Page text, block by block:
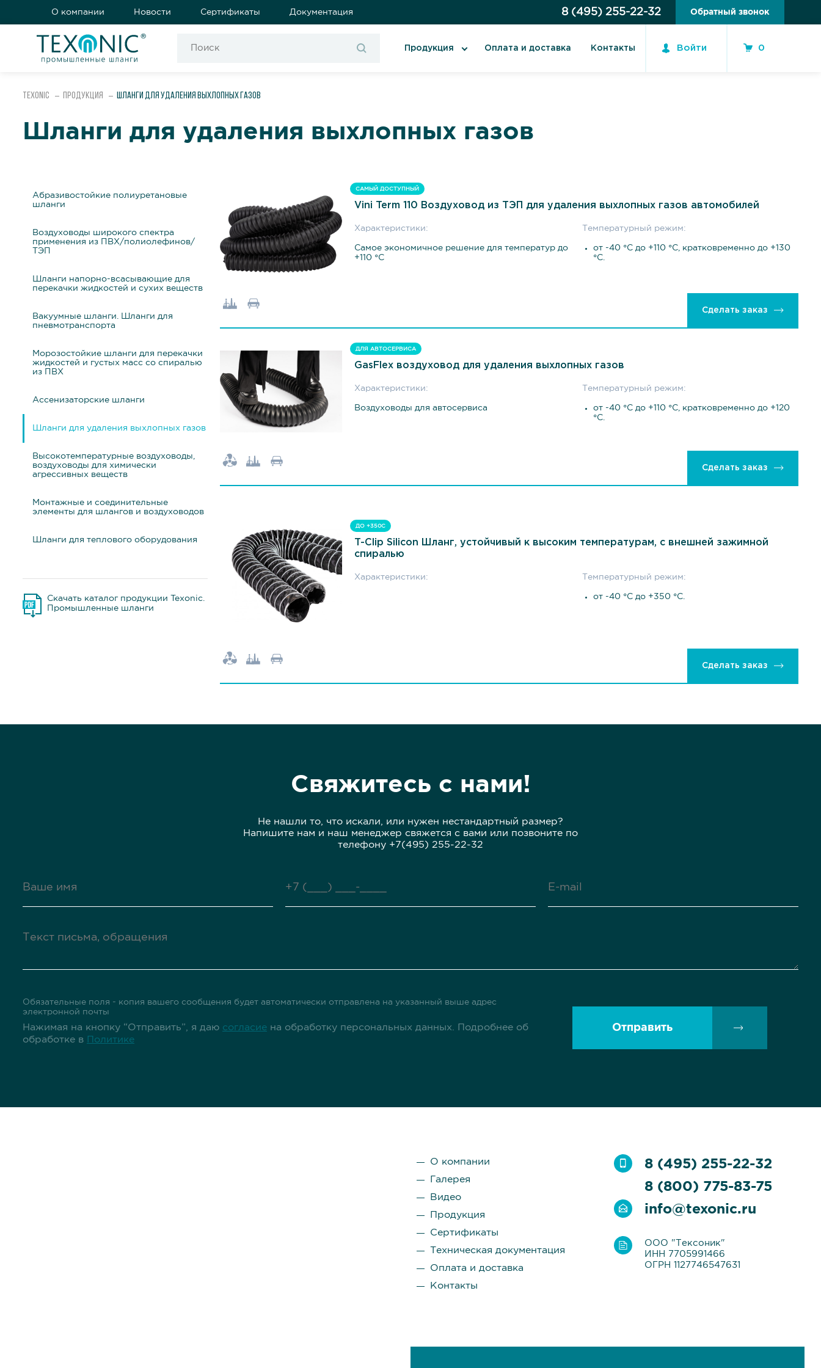
О компании Новости Сертификаты Документация 8 (495) 255-22-32 Обратный звонок
Продукция Оплата и доставка Контакты Войти 0
Texonic Продукция Шланги для удаления выхлопных газов
Шланги для удаления выхлопных газов
Абразивостойкие полиуретановые
шланги
Воздуховоды широкого спектра
применения из ПВХ/полиолефинов/
ТЭП
Шланги напорно-всасывающие для
перекачки жидкостей и сухих веществ
Вакуумные шланги. Шланги для
пневмотранспорта
Морозостойкие шланги для перекачки
жидкостей и густых масс со спиралью
из ПВХ
Ассенизаторские шланги
Шланги для удаления выхлопных газов
Высокотемпературные воздуховоды,
воздуховоды для химически
агрессивных веществ
Монтажные и соединительные
элементы для шлангов и воздуховодов
Шланги для теплового оборудования
Скачать каталог продукции Texonic.
Промышленные шланги
САМЫЙ ДОСТУПНЫЙ
Vini Term 110 Воздуховод из ТЭП для удаления выхлопных газов автомобилей
Характеристики:
Самое экономичное решение для температур до
+110 °С
Температурный режим:
от -40 °С до +110 °С, кратковременно до +130
°С.
Сделать заказ
ДЛЯ АВТОСЕРВИСА
GasFlex воздуховод для удаления выхлопных газов
Характеристики:
Воздуховоды для автосервиса
Температурный режим:
от -40 °С до +110 °С, кратковременно до +120
°С.
Сделать заказ
ДО +350С
T-Clip Silicon Шланг, устойчивый к высоким температурам, с внешней зажимной
спиралью
Характеристики: Температурный режим:
от -40 °С до +350 °С.
Сделать заказ
Свяжитесь с нами!
Не нашли то, что искали, или нужен нестандартный размер?
Напишите нам и наш менеджер свяжется с вами или позвоните по
телефону +7(495) 255-22-32
Обязательные поля - копия вашего сообщения будет автоматически отправлена ​​на указанный выше адрес
электронной почты
Нажимая на кнопку “Отправить”, я даю согласие на обработку персональных данных. Подробнее об
обработке в Политике
Отправить
О компании
Галерея
Видео
Продукция
Сертификаты
Техническая документация
Оплата и доставка
Контакты
8 (495) 255-22-32
8 (800) 775-83-75
info@texonic.ru
ООО "Тексоник"
ИНН 7705991466
ОГРН 1127746547631